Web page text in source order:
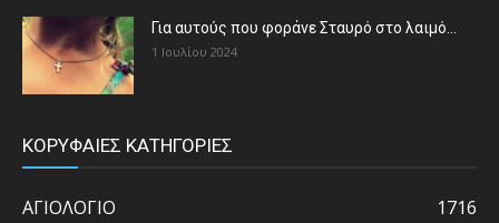
Για αυτούς που φοράνε Σταυρό στο λαιμό…
1 Ιουλίου 2024
ΚΟΡΥΦΑΙΕΣ ΚΑΤΗΓΟΡΙΕΣ
ΑΓΙΟΛΟΓΙΟ
1716